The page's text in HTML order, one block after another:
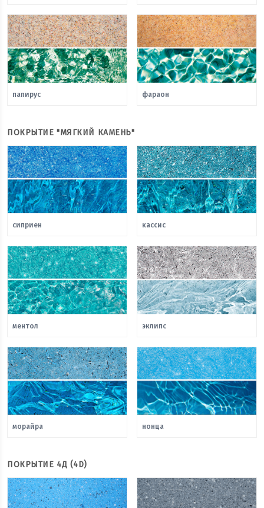
папирус фараон
ПОКРЫТИЕ "МЯГКИЙ КАМЕНЬ"
сиприен кассис
ментол эклипс
морайра нонца
ПОКРЫТИЕ 4Д (4D)